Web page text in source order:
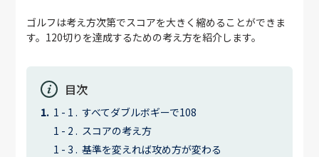
ゴルフは考え方次第でスコアを大きく縮めることができま
す。120切りを達成するための考え方を紹介します。
目次
すべてダブルボギーで108
スコアの考え方
基準を変えれば攻め方が変わる